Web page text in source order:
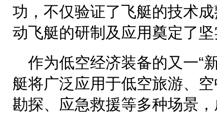
功，不仅验证了飞艇的技术
动飞艇的研制及应用奠定了
作为低空经济装备的又一“
艇将广泛应用于低空旅游、
勘探、应急救援等多种场景